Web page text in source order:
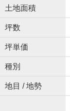
土地面積
坪数
坪単価
種別
地目 / 地勢